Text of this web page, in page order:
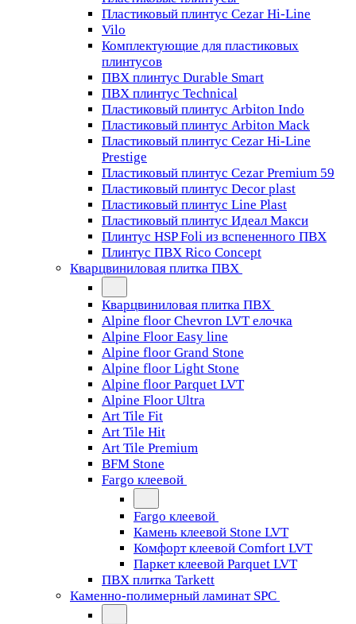
Пластиковый плинтус Cezar Hi-Line
Vilo
Комплектующие для пластиковых
плинтусов
ПВХ плинтус Durable Smart
ПВХ плинтус Technical
Пластиковый плинтус Arbiton Indo
Пластиковый плинтус Arbiton Mack
Пластиковый плинтус Cezar Hi-Line
Prestige
Пластиковый плинтус Cezar Premium 59
Пластиковый плинтус Decor plast
Пластиковый плинтус Line Plast
Пластиковый плинтус Идеал Макси
Плинтус HSP Foli из вспененного ПВХ
Плинтус ПВХ Rico Concept
Кварцвиниловая плитка ПВХ
Кварцвиниловая плитка ПВХ
Alpine floor Chevron LVT елочка
Alpine Floor Easy line
Alpine floor Grand Stone
Alpine floor Light Stone
Alpine floor Parquet LVT
Alpine Floor Ultra
Art Tile Fit
Art Tile Hit
Art Tile Premium
BFM Stone
Fargo клеевой
Fargo клеевой
Камень клеевой Stone LVT
Комфорт клеевой Comfort LVT
Паркет клеевой Parquet LVT
ПВХ плитка Tarkett
Каменно-полимерный ламинат SPC